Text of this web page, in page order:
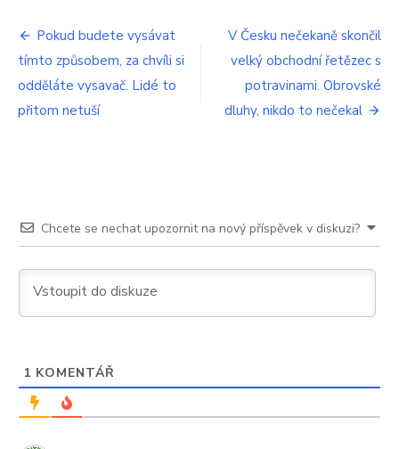
Češi
netuší,
jak
kolečko
na
Navigace
pro
příspěvek
Pokud budete vysávat
tímto způsobem, za chvíli si
odděláte vysavač. Lidé to
přitom netuší
V Česku nečekaně skončil
velký obchodní řetězec s
potravinami. Obrovské
dluhy, nikdo to nečekal
Chcete se nechat upozornit na nový příspěvek v diskuzi?
1 KOMENTÁŘ